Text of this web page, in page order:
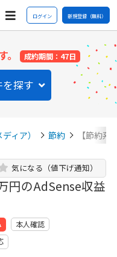
ログイン 新規登録（無料）
。 成約期間：47日
探す
ィア） 節約 【節約
円のAdSense収益
気になる（値下げ通知）
本人確認